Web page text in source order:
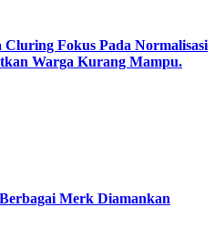
Fokus Pada Normalisasi
Warga Kurang Mampu.
Merk Diamankan